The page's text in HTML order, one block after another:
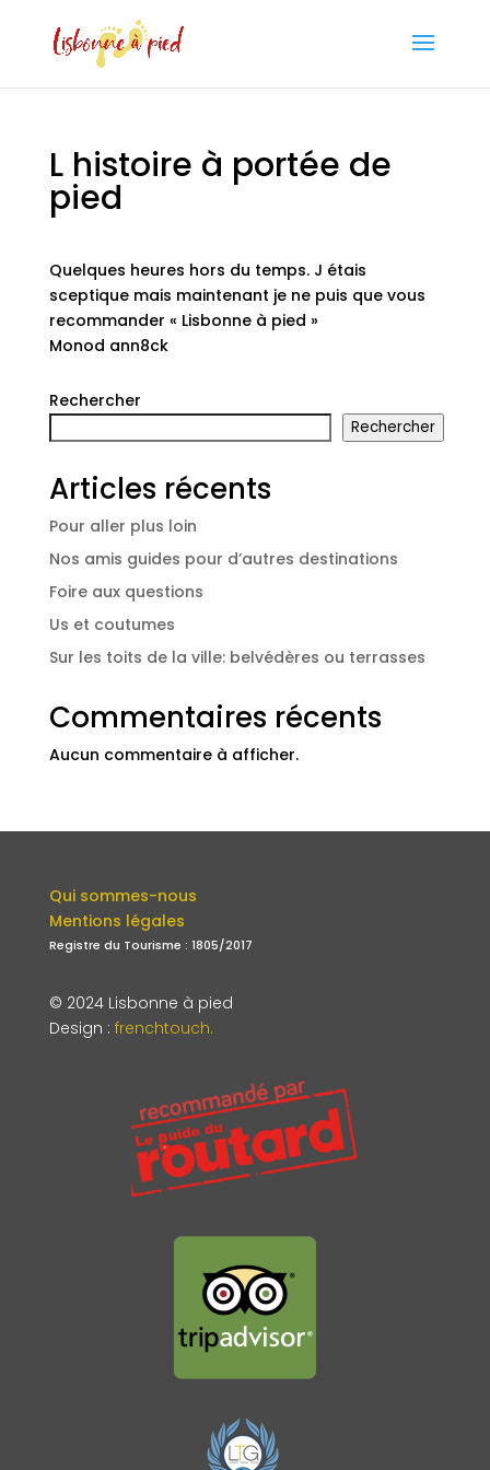
L histoire à portée de
pied
Quelques heures hors du temps. J étais
sceptique mais maintenant je ne puis que vous
recommander « Lisbonne à pied »
Monod ann8ck
Rechercher
Rechercher
Articles récents
Pour aller plus loin
Nos amis guides pour d’autres destinations
Foire aux questions
Us et coutumes
Sur les toits de la ville: belvédères ou terrasses
Commentaires récents
Aucun commentaire à afficher.
Qui sommes-nous
Mentions légales
Registre du Tourisme : 1805/2017
© 2024 Lisbonne à pied
Design : frenchtouch.